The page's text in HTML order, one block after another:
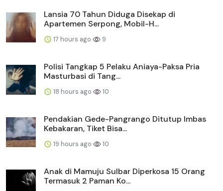
Lansia 70 Tahun Diduga Disekap di
Apartemen Serpong, Mobil-H...
17 hours ago 9
Polisi Tangkap 5 Pelaku Aniaya-Paksa Pria
Masturbasi di Tang...
18 hours ago 10
Pendakian Gede-Pangrango Ditutup Imbas
Kebakaran, Tiket Bisa...
19 hours ago 10
Anak di Mamuju Sulbar Diperkosa 15 Orang
Termasuk 2 Paman Ko...